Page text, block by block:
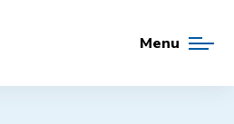
Menu